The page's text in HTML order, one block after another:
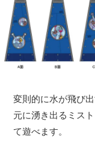
変則的に水が飛び
元に湧き出るミス
て遊べます。